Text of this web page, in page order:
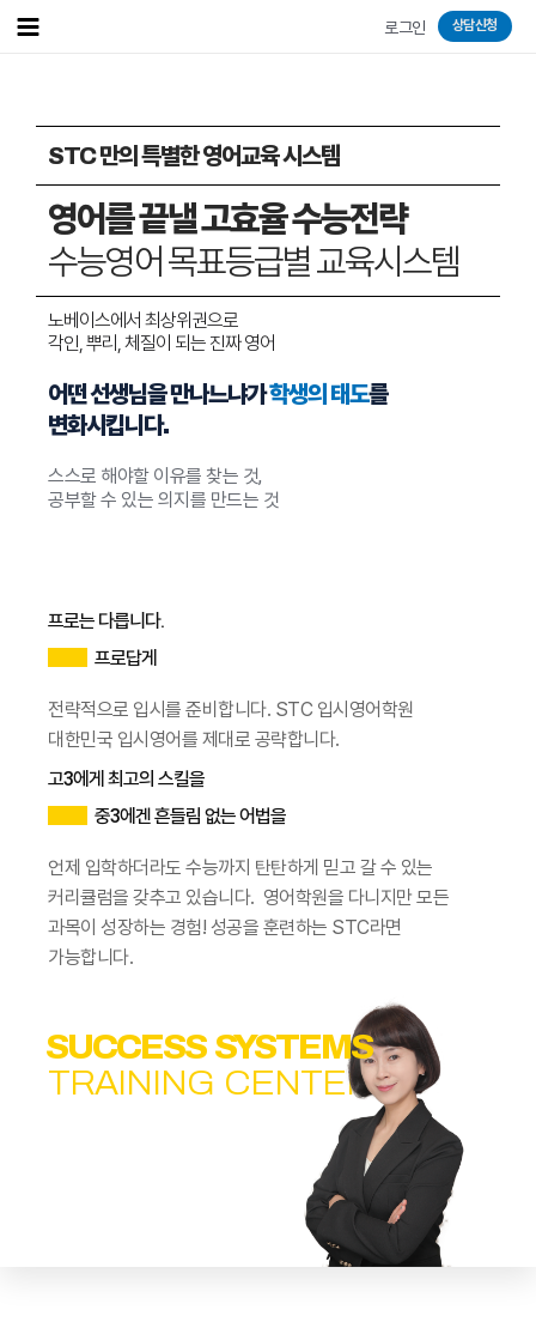
로그인 상담신청
STC 만의 특별한 영어교육 시스템
영어를 끝낼 고효율 수능전략
수능영어 목표등급별 교육시스템
노베이스에서 최상위권으로
각인, 뿌리, 체질이 되는 진짜 영어
어떤 선생님을 만나느냐가학생의 태도를
변화시킵니다.
스스로 해야할 이유를 찾는 것,
공부할 수 있는 의지를 만드는 것
프로는 다릅니다.
프로답게
전략적으로 입시를 준비합니다. STC 입시영어학원
대한민국 입시영어를 제대로 공략합니다.
고3에게 최고의 스킬을
중3에겐 흔들림 없는 어법을
언제 입학하더라도 수능까지 탄탄하게 믿고 갈 수 있는
커리큘럼을 갖추고 있습니다. 영어학원을 다니지만 모든
과목이 성장하는 경험! 성공을 훈련하는 STC라면
가능합니다.
TRAINING CENTER
SUCCESS SYSTEMS